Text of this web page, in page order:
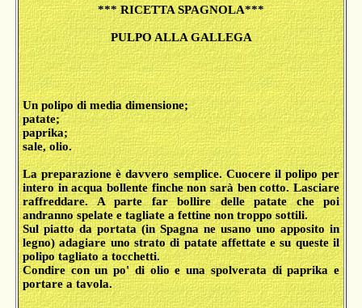
*** RICETTA SPAGNOLA***
PULPO ALLA GALLEGA
Un polipo di media dimensione;
patate;
paprika;
sale, olio.
La preparazione è davvero semplice. Cuocere il polipo per
intero in acqua bollente finche non sarà ben cotto. Lasciare
raffreddare. A parte far bollire delle patate che poi
andranno spelate e tagliate a fettine non troppo sottili.
Sul piatto da portata (in Spagna ne usano uno apposito in
legno) adagiare uno strato di patate affettate e su queste il
polipo tagliato a tocchetti.
Condire con un po' di olio e una spolverata di paprika e
portare a tavola.